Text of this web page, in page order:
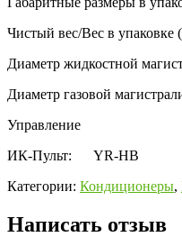
Чистый вес/Вес в упаковке
Диаметр жидкостной
Диаметр газовой
Управление
ИК-Пульт:
YR-HB
Категории: Кондиционеры,
Написать отзыв